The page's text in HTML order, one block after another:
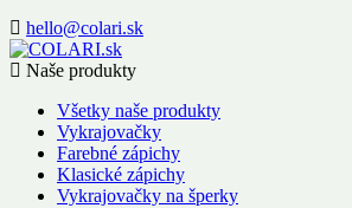
hello@colari.sk
Naše produkty
Všetky naše produkty
Vykrajovačky
Farebné zápichy
Klasické zápichy
Vykrajovačky na šperky